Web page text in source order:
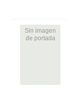
Sin imagen
de portada